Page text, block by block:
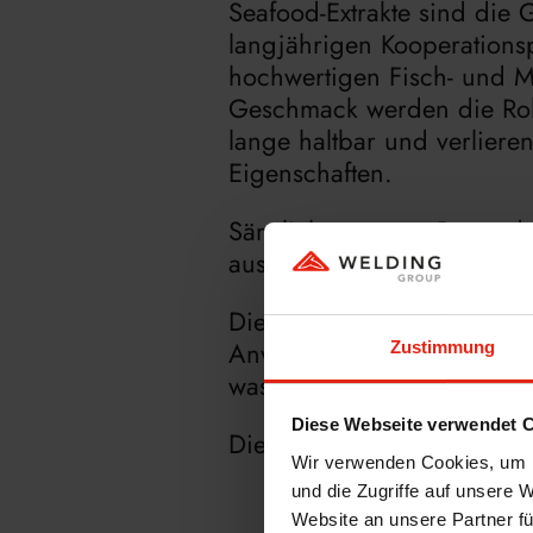
Zustimmung
Diese Webseite verwendet
Wir verwenden Cookies,
und die Zugriffe auf unsere
Website an unsere Partner
Seafood-Extrakte sind
langjährigen
hochwertigen Fisch- und
Geschmack werden die
lange haltbar und
Eigenschaften.
Sämtliche unserer
ausgewählten Kabeljau-,
Die Zutaten dienen als
Anwendungen. Unsere
wasserlöslich.
Die Vorteile unserer